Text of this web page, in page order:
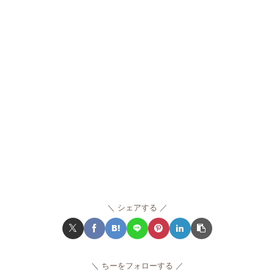
シェアする
ちーをフォローする